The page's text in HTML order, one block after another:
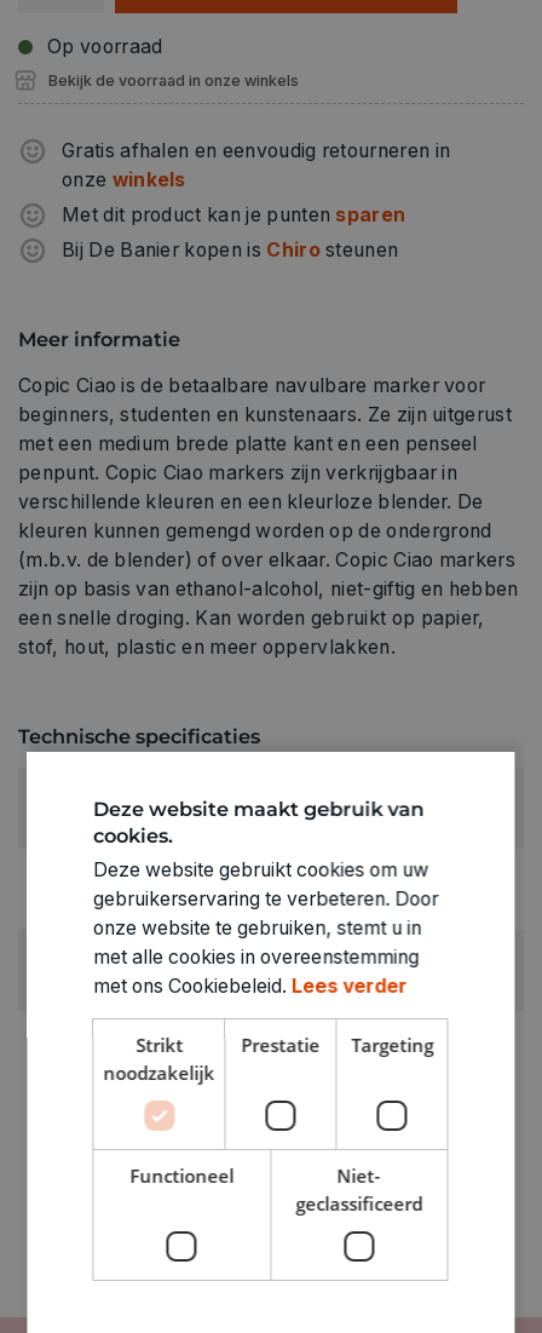
stof, hout, plastic en meer oppervlakken.
Op voorraad
Bekijk de voorraad in onze winkels
Gratis afhalen en eenvoudig retourneren in
onze winkels
Met dit product kan je punten sparen
Bij De Banier kopen is Chirosteunen
Meer informatie
Copic Ciao is de betaalbare navulbare marker voor
beginners, studenten en kunstenaars. Ze zijn uitgerust
met een medium brede platte kant en een penseel
penpunt. Copic Ciao markers zijn verkrijgbaar in
verschillende kleuren en een kleurloze blender. De
kleuren kunnen gemengd worden op de ondergrond
(m.b.v. de blender) of over elkaar. Copic Ciao markers
zijn op basis van ethanol-alcohol, niet-giftig en hebben
een snelle droging. Kan worden gebruikt op papier,
stof, hout, plastic en meer oppervlakken.
Technische specificaties
RUBRIEK:
GEWICHT
ARTIKELNUMMER
Deze website maakt gebruik van
cookies.
Deze website gebruikt cookies om uw
gebruikerservaring te verbeteren. Door
onze website te gebruiken, stemt u in
met alle cookies in overeenstemming
met ons Cookiebeleid. Lees verder
Strikt
noodzakelijk
Prestatie Targeting
Functioneel
Niet-
geclassificeerd